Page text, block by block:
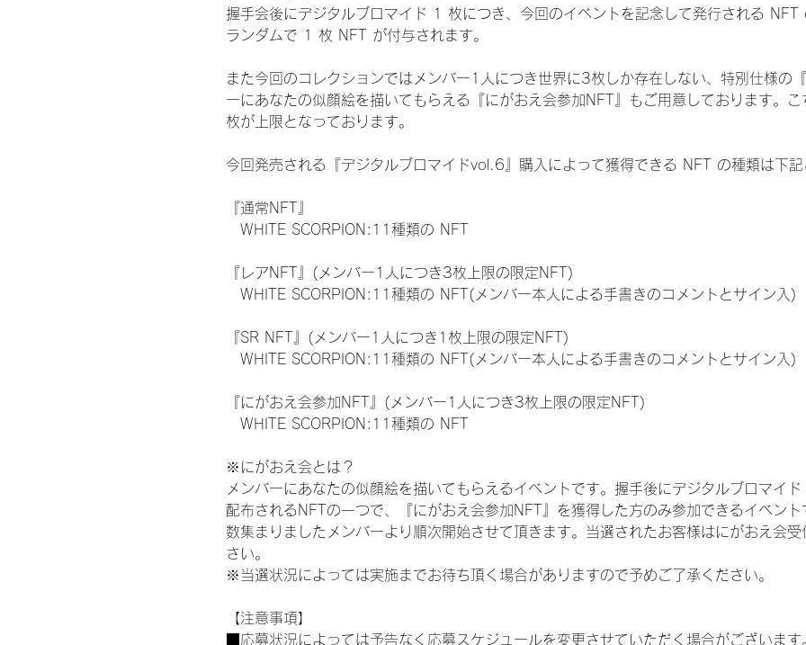
握手会後にデジタルブロマイド 1 枚につき、今回のイベントを記念して発行される NFT
ランダムで 1 枚 NFT が付与されます。
また今回のコレクションではメンバー1人につき世界に3枚しか存在しない、特別仕様の
ーにあなたの似顔絵を描いてもらえる『にがおえ会参加NFT』もご用意しております。
枚が上限となっております。
今回発売される『デジタルブロマイドvol.6』購入によって獲得できる NFT の種類は下記
『通常NFT』
WHITE SCORPION:11種類の NFT
『レアNFT』(メンバー1人につき3枚上限の限定NFT)
WHITE SCORPION:11種類の NFT(メンバー本人による手書きのコメントとサイン入)
『SR NFT』(メンバー1人につき1枚上限の限定NFT)
WHITE SCORPION:11種類の NFT(メンバー本人による手書きのコメントとサイン入)
『にがおえ会参加NFT』(メンバー1人につき3枚上限の限定NFT)
WHITE SCORPION:11種類の NFT
※にがおえ会とは？
メンバーにあなたの似顔絵を描いてもらえるイベントです。握手後にデジタルブロマイ
配布されるNFTの一つで、『にがおえ会参加NFT』を獲得した方のみ参加できるイベン
数集まりましたメンバーより順次開始させて頂きます。当選されたお客様はにがおえ会
さい。
※当選状況によっては実施までお待ち頂く場合がありますので予めご了承ください。
【注意事項】
■応募状況によっては予告なく応募スケジュールを変更させていただく場合がございます